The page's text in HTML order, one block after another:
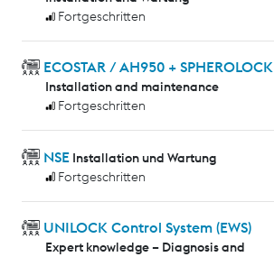
Fortgeschritten
ECOSTAR / AH950 + SPHEROLOCK
Installation and maintenance
Fortgeschritten
NSE Installation und Wartung
Fortgeschritten
UNILOCK Control System (EWS)
Expert knowledge – Diagnosis and